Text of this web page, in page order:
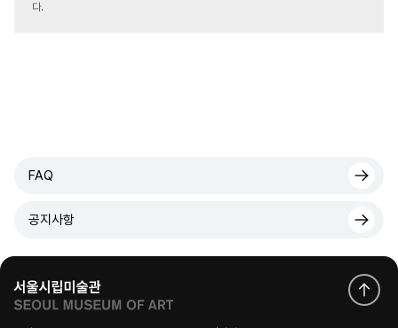
다.
FAQ
공지사항